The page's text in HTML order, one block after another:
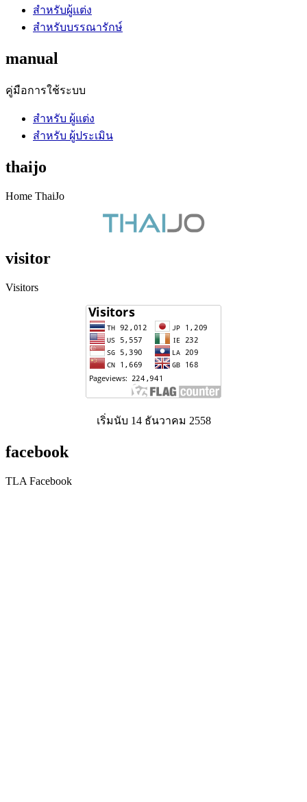
สำหรับผู้แต่ง
สำหรับบรรณารักษ์
manual
คู่มือการใช้ระบบ
สำหรับ ผู้แต่ง
สำหรับ ผู้ประเมิน
thaijo
Home ThaiJo
visitor
Visitors
เริ่มนับ 14 ธันวาคม 2558
facebook
TLA Facebook